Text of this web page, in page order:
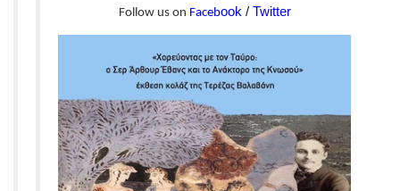
Follow us on Facebook / Twitter